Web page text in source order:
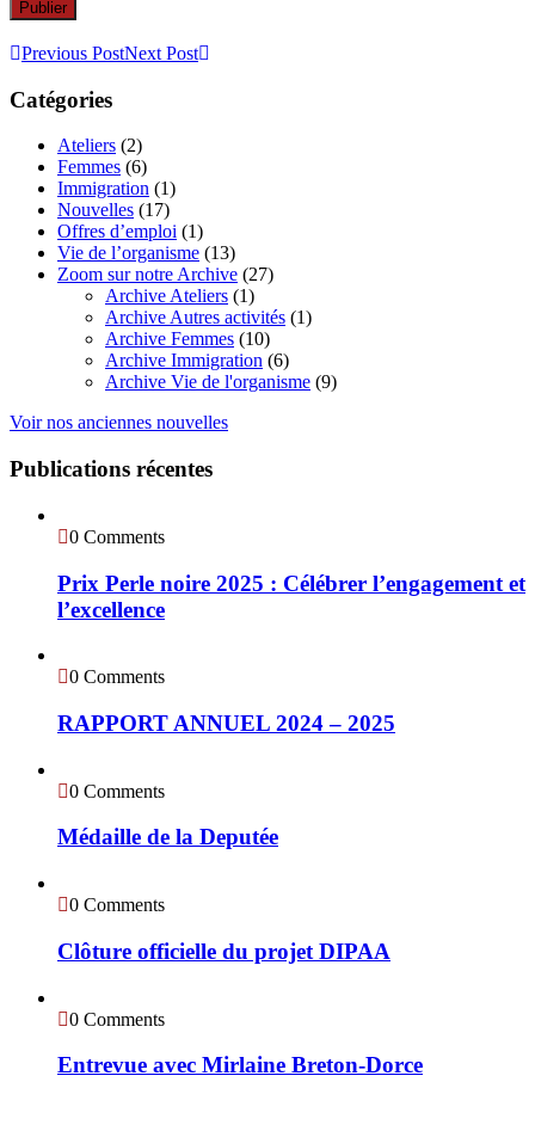
Previous PostNext Post
Catégories
Ateliers (2)
Femmes (6)
Immigration (1)
Nouvelles (17)
Offres d’emploi (1)
Vie de l’organisme (13)
Zoom sur notre Archive (27)
Archive Ateliers (1)
Archive Autres activités (1)
Archive Femmes (10)
Archive Immigration (6)
Archive Vie de l'organisme (9)
Voir nos anciennes nouvelles
Publications récentes
0 Comments
Prix Perle noire 2025 : Célébrer l’engagement et
l’excellence
0 Comments
RAPPORT ANNUEL 2024 – 2025
0 Comments
Médaille de la Deputée
0 Comments
Clôture officielle du projet DIPAA
0 Comments
Entrevue avec Mirlaine Breton-Dorce